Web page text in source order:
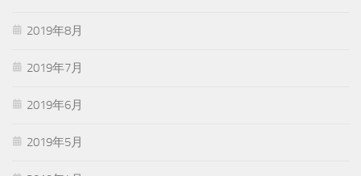
2019年8月
2019年7月
2019年6月
2019年5月